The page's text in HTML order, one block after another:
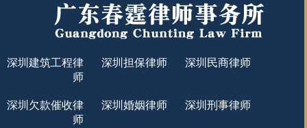
深圳建筑工程律
师
深圳担保律师 深圳民商律师
深圳欠款催收律
师
深圳婚姻律师 深圳刑事律师